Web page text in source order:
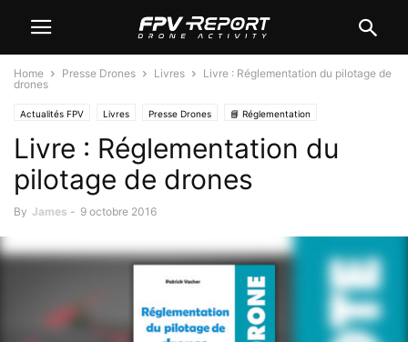
Home Presse Drones Livres
Livre : Réglementation du pilotage de
drones
Actualités FPV Livres Presse Drones 📘 Réglementation
Livre : Réglementation du
pilotage de drones
By James - 9 octobre 2016